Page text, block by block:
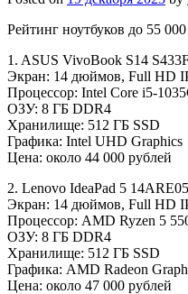
Рейтинг ноутбуков до 55
1. ASUS VivoBook S14
Экран: 14 дюймов, Full HD
Процессор: Intel Core i5-
ОЗУ: 8 ГБ DDR4
Хранилище: 512 ГБ SSD
Графика: Intel UHD Graphics
Цена: около 44 000 рублей
2. Lenovo IdeaPad 5 14ARE05
Экран: 14 дюймов, Full HD
Процессор: AMD Ryzen 5
ОЗУ: 8 ГБ DDR4
Хранилище: 512 ГБ SSD
Графика: AMD Radeon
Цена: около 47 000 рублей